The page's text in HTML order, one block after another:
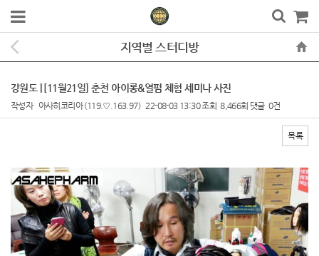
지역별 스터디방
강원도 | [11월21일] 춘천 아이롱&열펌 체험 세미나 사진
작성자 아사히코리아(119.♡.163.97) 22-08-03 13:30조회 8,466회 댓글 0건
목록
본문